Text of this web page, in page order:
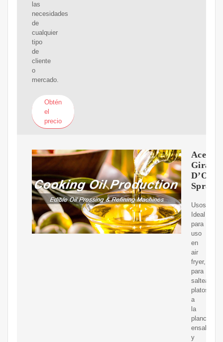
las
necesidades
de
cualquier
tipo
de
cliente
o
mercado.
Obtén
el
precio
Aceite
Girasol
D’Oliva
Spray
Usos:
Ideal
para
uso
en
air
fryer,
para
saltear,
platos
a
la
plancha,
ensaladas
y